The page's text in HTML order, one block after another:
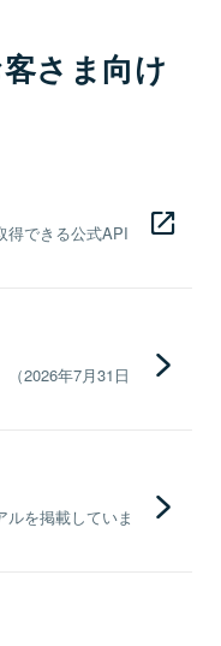
さま向け
得できる公式API
2026年7月31日
を掲載していま